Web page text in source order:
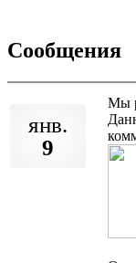
Сообщения
янв.
9
Мы